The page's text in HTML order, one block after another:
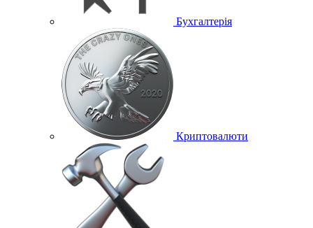
Бухгалтерія
Криптовалюти